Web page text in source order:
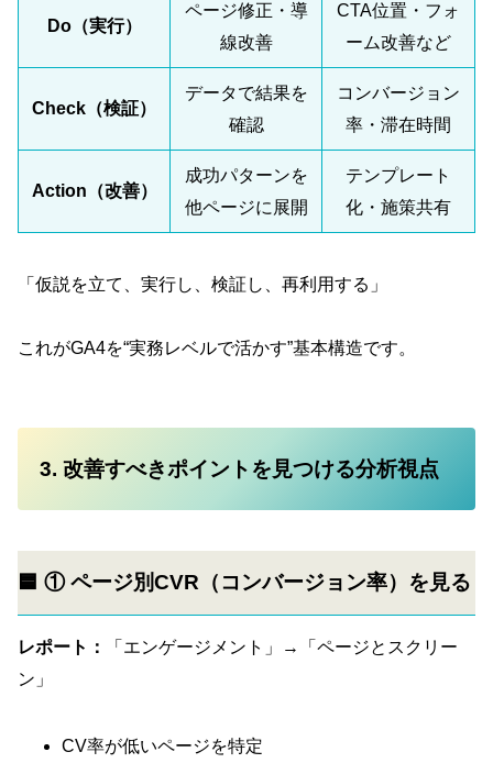
Do（実行）
ページ修正・導
線改善
CTA位置・フォ
ーム改善など
Check（検証）
データで結果を
確認
コンバージョン
率・滞在時間
Action（改善）
成功パターンを
他ページに展開
テンプレート
化・施策共有
「仮説を立て、実行し、検証し、再利用する」
これがGA4を“実務レベルで活かす”基本構造です。
3. 改善すべきポイントを見つける分析視点
🟦 ① ページ別CVR（コンバージョン率）を見る
レポート：
「エンゲージメント」→「ページとスクリー
ン」
CV率が低いページを特定